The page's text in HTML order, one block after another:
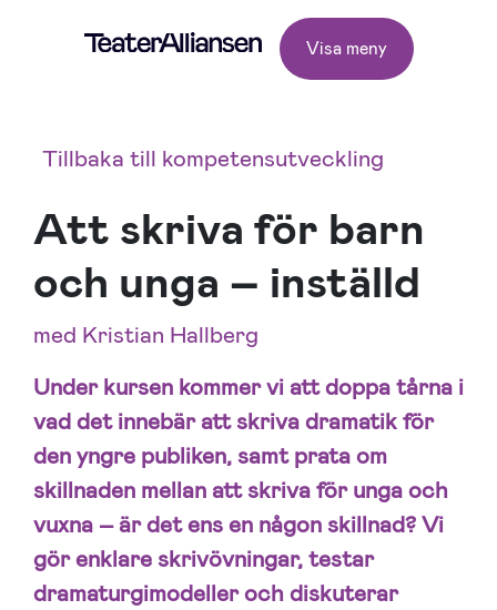
Visa meny
Tillbaka till kompetensutveckling
Att skriva för barn
och unga – inställd
med Kristian Hallberg
Under kursen kommer vi att doppa tårna i
vad det innebär att skriva dramatik för
den yngre publiken, samt prata om
skillnaden mellan att skriva för unga och
vuxna – är det ens en någon skillnad? Vi
gör enklare skrivövningar, testar
dramaturgimodeller och diskuterar